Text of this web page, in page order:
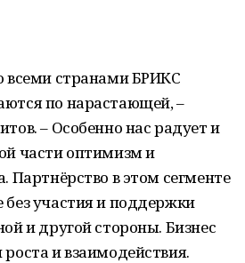
всеми странами БРИКС
по нарастающей, –
– Особенно нас радует и
части оптимизм и
Партнёрство в этом сегменте
без участия и поддержки
и другой стороны. Бизнес
и взаимодействия.